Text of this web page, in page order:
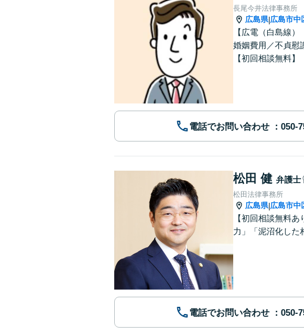
長尾今井法律事務所
広島県|広島市中
【広電（白島線
婚姻費用／不貞慰
【初回相談無料】
電話でお問い合わせ
松田 健 弁護士
松田法律事務所
広島県|広島市中
【初回相談無料
力」「泥沼化した
電話でお問い合わせ